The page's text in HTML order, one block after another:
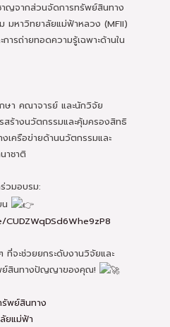
ญจากส่วนจัดการทรัพย์สินทาง
มหาวิทยาลัยแม่ฟ้าหลวง (MFII)
การถ่ายทอดความรู้เฉพาะด้านใน
ษา คณาจารย์ และนักวิจัย
ร้างนวัตกรรมและคุ้มครองสิทธิ
งเครือข่ายด้านนวัตกรรมและ
าชาติ
ร่วมอบรม:
จะช่วยยกระดับงานวิจัยและ
ย์สินทางปัญญาของคุณ!
พย์สินทาง
ยแม่ฟ้า